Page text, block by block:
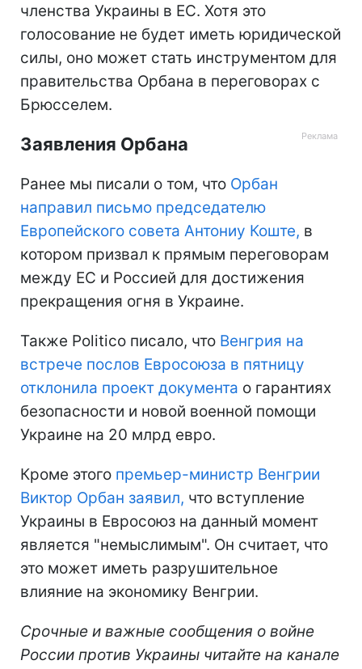
членства Украины в ЕС. Хотя это
голосование не будет иметь юридической
силы, оно может стать инструментом для
правительства Орбана в переговорах с
Брюсселем.
Заявления Орбана
Ранее мы писали о том, что Орбан
направил письмо председателю
Европейского совета Антониу Коште, в
котором призвал к прямым переговорам
между ЕС и Россией для достижения
прекращения огня в Украине.
Также Politico писало, что Венгрия на
встрече послов Евросоюза в пятницу
отклонила проект документа о гарантиях
безопасности и новой военной помощи
Украине на 20 млрд евро.
Кроме этого премьер-министр Венгрии
Виктор Орбан заявил, что вступление
Украины в Евросоюз на данный момент
является "немыслимым". Он считает, что
это может иметь разрушительное
влияние на экономику Венгрии.
Срочные и важные сообщения о войне
России против Украины читайте на канале